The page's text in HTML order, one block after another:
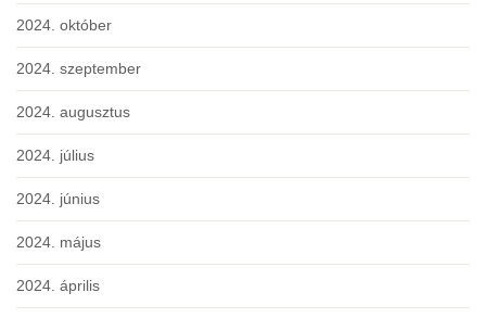
2024. október
2024. szeptember
2024. augusztus
2024. július
2024. június
2024. május
2024. április